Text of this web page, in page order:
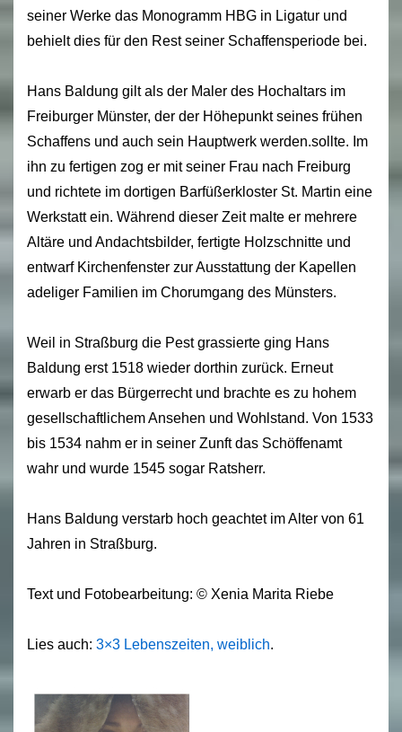
seiner Werke das Monogramm HBG in Ligatur und
behielt dies für den Rest seiner Schaffensperiode bei.
Hans Baldung gilt als der Maler des Hochaltars im
Freiburger Münster, der der Höhepunkt seines frühen
Schaffens und auch sein Hauptwerk werden.sollte. Im
ihn zu fertigen zog er mit seiner Frau nach Freiburg
und richtete im dortigen Barfüßerkloster St. Martin eine
Werkstatt ein. Während dieser Zeit malte er mehrere
Altäre und Andachtsbilder, fertigte Holzschnitte und
entwarf Kirchenfenster zur Ausstattung der Kapellen
adeliger Familien im Chorumgang des Münsters.
Weil in Straßburg die Pest grassierte ging Hans
Baldung erst 1518 wieder dorthin zurück. Erneut
erwarb er das Bürgerrecht und brachte es zu hohem
gesellschaftlichem Ansehen und Wohlstand. Von 1533
bis 1534 nahm er in seiner Zunft das Schöffenamt
wahr und wurde 1545 sogar Ratsherr.
Hans Baldung verstarb hoch geachtet im Alter von 61
Jahren in Straßburg.
Text und Fotobearbeitung: © Xenia Marita Riebe
Lies auch: 3×3 Lebenszeiten, weiblich.